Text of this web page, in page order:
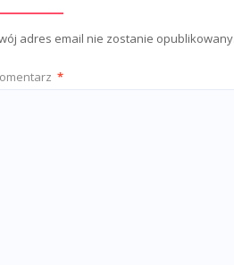
adres email nie zostanie opublikowany.
*